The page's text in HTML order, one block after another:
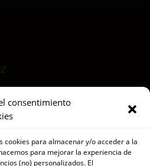
consentimiento
cookies para almacenar y/o acceder a la
para mejorar la experiencia de
(no) personalizados. El